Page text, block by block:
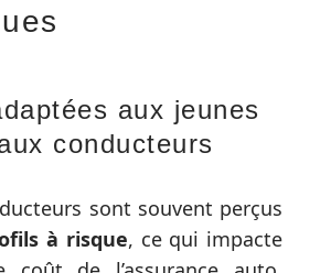
aux jeunes
conducteurs
sont souvent perçus
à risque, ce qui impacte